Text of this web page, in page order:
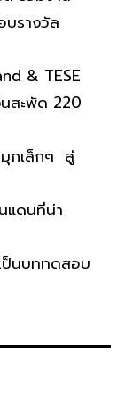
รางวัล
& TESE
สะพัด 220
มุกเล็กๆ สู่
แดนที่น่า
ป็นบททดสอบ